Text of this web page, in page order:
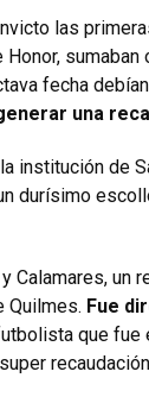
las
fecha
una
institución de
durísimo
Calamares, un
Quilmes. Fue
que fue